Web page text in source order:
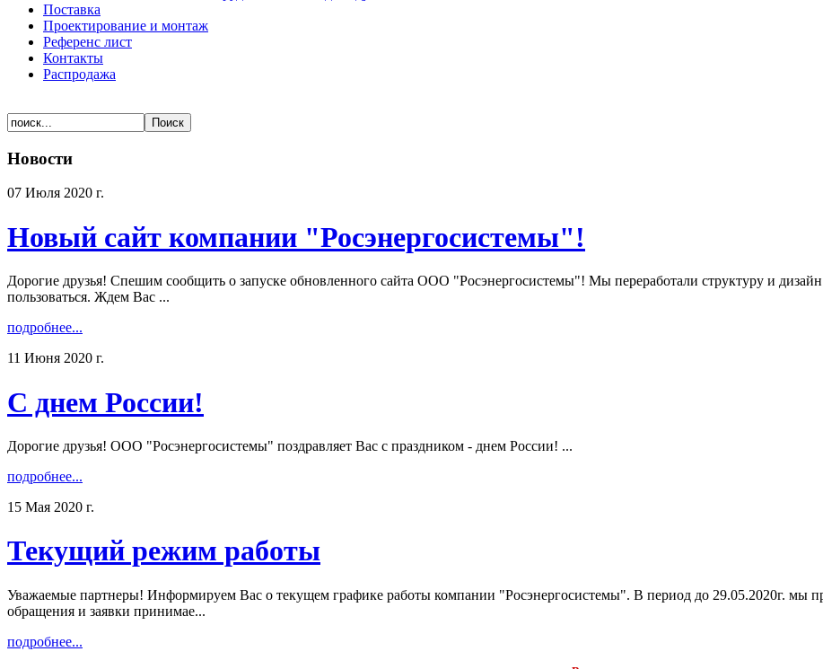
Поставка
Проектирование и монтаж
Референс лист
Контакты
Распродажа
Новости
07 Июля 2020 г.
Новый сайт компании "Росэнергосистемы"!
Дорогие друзья! Спешим сообщить о запуске обновленного сайта ООО "Росэнергосистемы"! Мы переработали структуру и
пользоваться. Ждем Вас ...
подробнее...
11 Июня 2020 г.
С днем России!
Дорогие друзья! ООО "Росэнергосистемы" поздравляет Вас с праздником - днем России! ...
подробнее...
15 Мая 2020 г.
Текущий режим работы
Уважаемые партнеры! Информируем Вас о текущем графике работы компании "Росэнергосистемы". В период до 29.05.2020г. мы
обращения и заявки принимае...
подробнее...